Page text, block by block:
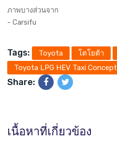
ภาพบางส่วนจาก
- Carsifu
Tags: Toyota โตโยต้า
Toyota LPG HEV Taxi Concept
Share:
เนื้อหาที่เกี่ยวข้อง